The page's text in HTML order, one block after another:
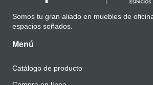
Somos tu gran aliado en muebles de
espacios soñados.
Menú
Catálogo de producto